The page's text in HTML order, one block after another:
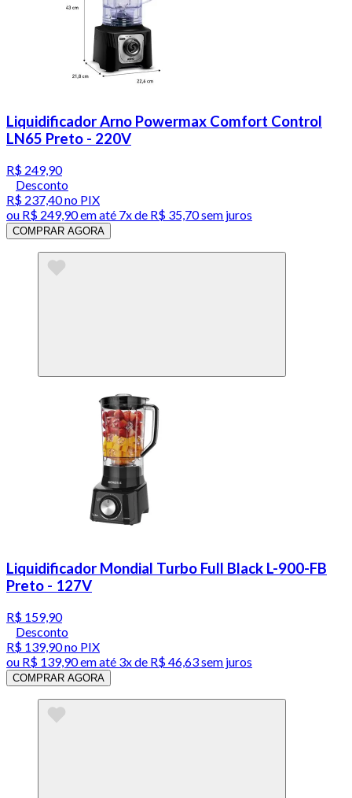
Liquidificador Arno Powermax Comfort Control
LN65 Preto - 220V
R$ 249,90
Desconto
R$ 237,40no PIX
ou R$ 249,90em até 7x de R$ 35,70 sem juros
COMPRAR AGORA
Liquidificador Mondial Turbo Full Black L-900-FB
Preto - 127V
R$ 159,90
Desconto
R$ 139,90no PIX
ou R$ 139,90em até 3x de R$ 46,63 sem juros
COMPRAR AGORA